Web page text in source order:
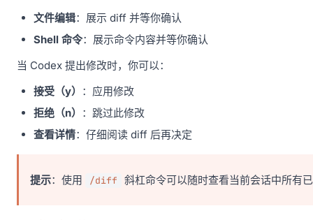
文件编辑：展示 diff 并等你确认
Shell 命令：展示命令内容并等你确认
当 Codex 提出修改时，你可以：
接受（y） ：应用修改
拒绝（n） ：跳过此修改
查看详情：仔细阅读 diff 后再决定
提示：使用 /diff 斜杠命令可以随时查看当前会话中所有